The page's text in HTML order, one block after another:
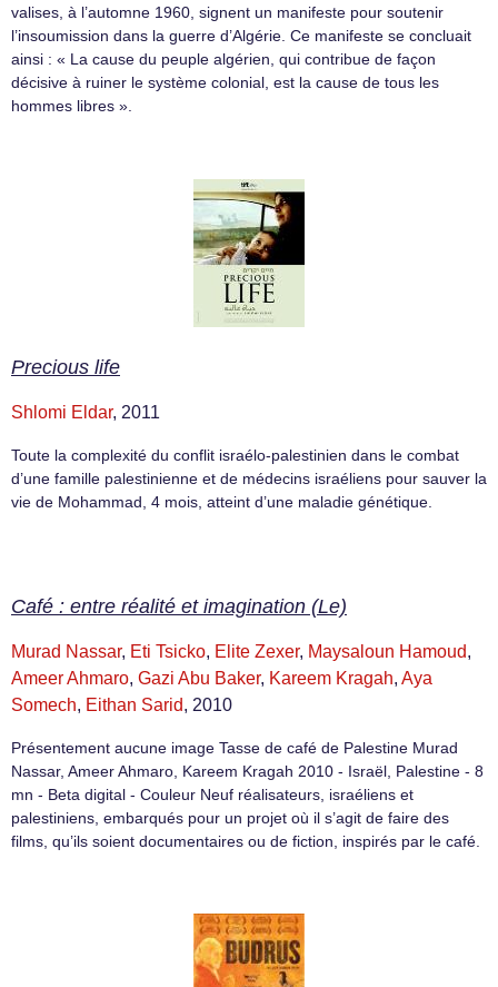
valises, à l’automne 1960, signent un manifeste pour soutenir
l’insoumission dans la guerre d’Algérie. Ce manifeste se concluait
ainsi : « La cause du peuple algérien, qui contribue de façon
décisive à ruiner le système colonial, est la cause de tous les
hommes libres ».
Precious life
Shlomi Eldar, 2011
Toute la complexité du conflit israélo-palestinien dans le combat
d’une famille palestinienne et de médecins israéliens pour sauver la
vie de Mohammad, 4 mois, atteint d’une maladie génétique.
Café : entre réalité et imagination (Le)
Murad Nassar, Eti Tsicko, Elite Zexer, Maysaloun Hamoud,
Ameer Ahmaro, Gazi Abu Baker, Kareem Kragah, Aya
Somech, Eithan Sarid, 2010
Présentement aucune image Tasse de café de Palestine Murad
Nassar, Ameer Ahmaro, Kareem Kragah 2010 - Israël, Palestine - 8
mn - Beta digital - Couleur Neuf réalisateurs, israéliens et
palestiniens, embarqués pour un projet où il s’agit de faire des
films, qu’ils soient documentaires ou de fiction, inspirés par le café.